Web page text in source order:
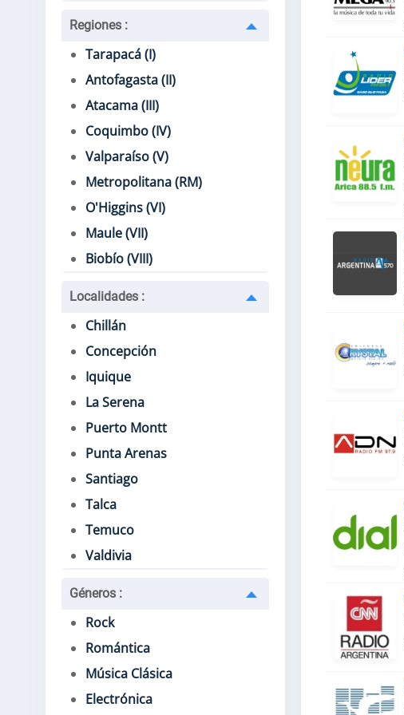
Regiones :
Tarapacá (I)
Antofagasta (II)
Atacama (III)
Coquimbo (IV)
Valparaíso (V)
Metropolitana (RM)
O'Higgins (VI)
Maule (VII)
Biobío (VIII)
Localidades :
Chillán
Concepción
Iquique
La Serena
Puerto Montt
Punta Arenas
Santiago
Talca
Temuco
Valdivia
Géneros :
Rock
Romántica
Música Clásica
Electrónica